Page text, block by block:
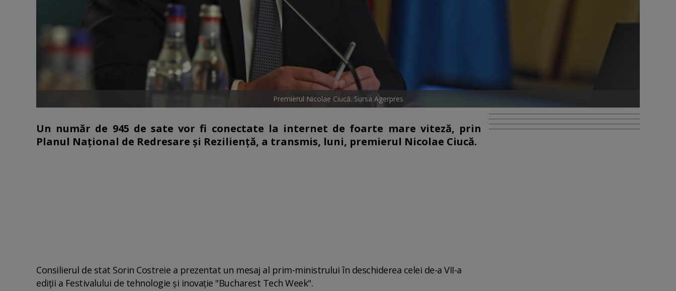
Premierul Nicolae Ciucă. Sursa Agerpres
Un număr de 945 de sate vor fi conectate la internet de foarte mare viteză, prin
Planul Naţional de Redresare şi Rezilienţă, a transmis, luni, premierul Nicolae Ciucă.
Consilierul de stat Sorin Costreie a prezentat un mesaj al prim-ministrului în deschiderea celei de-a VII-a
ediţii a Festivalului de tehnologie şi inovaţie "Bucharest Tech Week".